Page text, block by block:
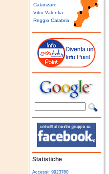
Catanzaro
Vibo Valentia
Reggio Calabria
Statistiche
Accessi: 9923760